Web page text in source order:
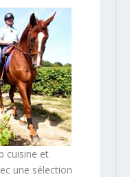
cuisine et
une sélection